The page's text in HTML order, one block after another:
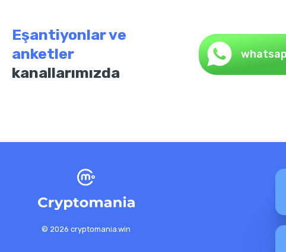
Eşantiyonlar ve
anketler
kanallarımızda
© 2026 cryptomania.win